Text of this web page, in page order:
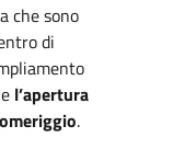
che sono
di
l’apertura
.